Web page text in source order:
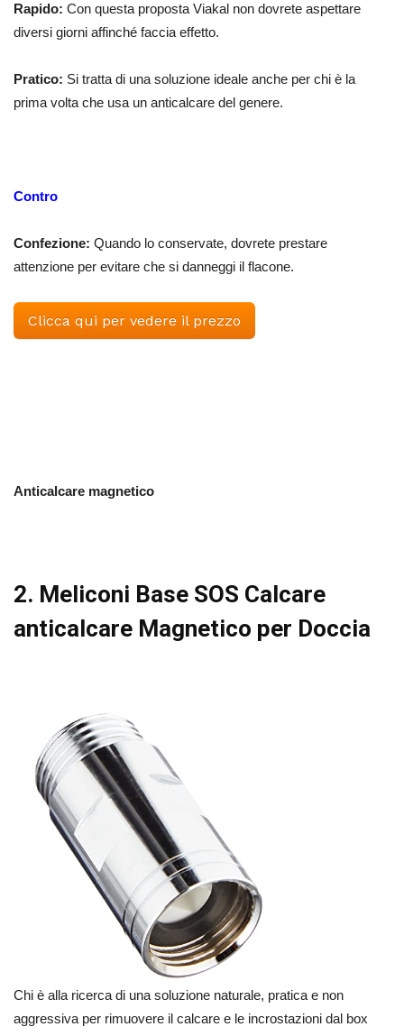
Rapido: Con questa proposta Viakal non dovrete aspettare
diversi giorni affinché faccia effetto.
Pratico: Si tratta di una soluzione ideale anche per chi è la
prima volta che usa un anticalcare del genere.
Contro
Confezione: Quando lo conservate, dovrete prestare
attenzione per evitare che si danneggi il flacone.
Clicca qui per vedere il prezzo
Anticalcare magnetico
2. Meliconi Base SOS Calcare
anticalcare Magnetico per Doccia
Chi è alla ricerca di una soluzione naturale, pratica e non
aggressiva per rimuovere il calcare e le incrostazioni dal box